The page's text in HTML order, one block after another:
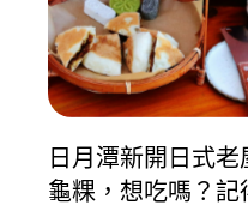
日月潭新開日式
龜粿，想吃嗎？記